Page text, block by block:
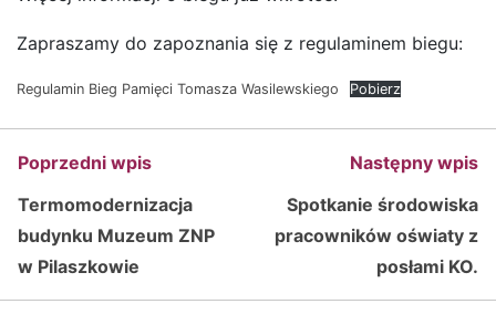
Zapraszamy do zapoznania się z regulaminem biegu:
Regulamin Bieg Pamięci Tomasza Wasilewskiego Pobierz
Poprzedni wpis
Termomodernizacja
budynku Muzeum ZNP
w Pilaszkowie
Następny wpis
Spotkanie środowiska
pracowników oświaty z
posłami KO.